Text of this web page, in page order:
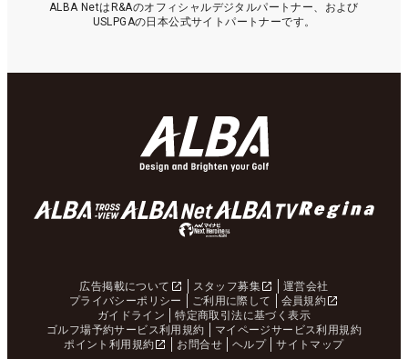
ALBA NetはR&Aのオフィシャルデジタルパートナー、および
USLPGAの日本公式サイトパートナーです。
広告掲載について スタッフ募集
運営会社
プライバシーポリシー
ご利用に際して
会員規約
ガイドライン
特定商取引法に基づく表示
ゴルフ場予約サービス利用規約
マイページサービス利用規約
ポイント利用規約
お問合せ ヘルプ サイトマップ